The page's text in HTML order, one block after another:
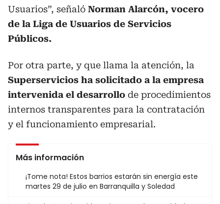
Usuarios”, señaló Norman Alarcón, vocero
de la Liga de Usuarios de Servicios
Públicos.
Por otra parte, y que llama la atención, la
Superservicios ha solicitado a la empresa
intervenida el desarrollo de procedimientos
internos transparentes para la contratación
y el funcionamiento empresarial.
Más información
¡Tome nota! Estos barrios estarán sin energía este
martes 29 de julio en Barranquilla y Soledad